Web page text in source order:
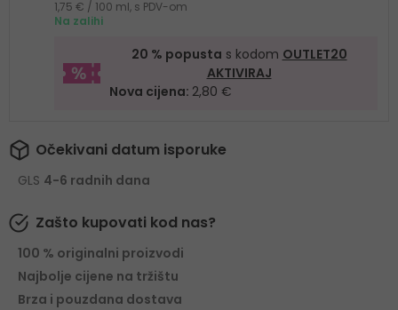
1,75 € / 100 ml, s PDV-om
Na zalihi
20 % popusta s kodom OUTLET20
AKTIVIRAJ
Nova cijena: 2,80 €
Očekivani datum isporuke
GLS 4-6 radnih dana
Zašto kupovati kod nas?
100 % originalni proizvodi
Najbolje cijene na tržištu
Brza i pouzdana dostava